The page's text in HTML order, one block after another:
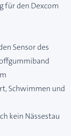
für den Dexcom
Sensor des
Schwimmen und
kein Nässestau